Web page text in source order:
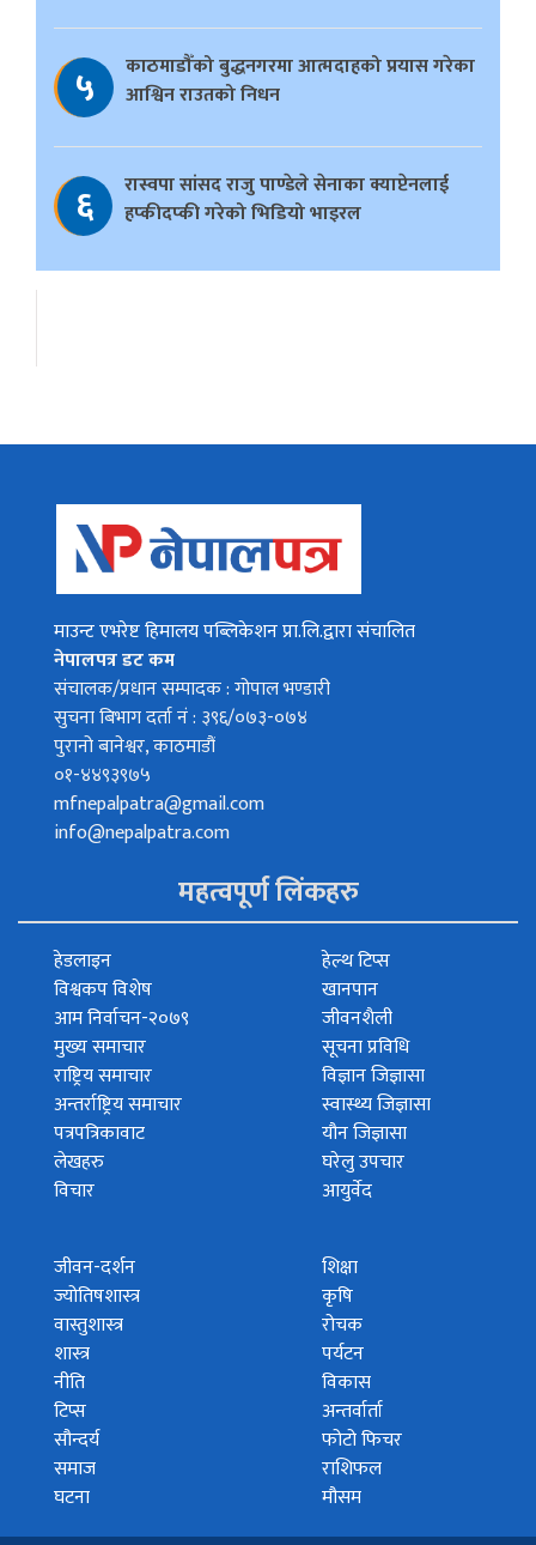
५
काठमाडौँको बुद्धनगरमा आत्मदाहको प्रयास गरेका
आश्विन राउतको निधन
६
रास्वपा सांसद राजु पाण्डेले सेनाका क्याप्टेनलाई
हप्कीदप्की गरेको भिडियो भाइरल
माउन्ट एभरेष्ट हिमालय पब्लिकेशन प्रा.लि.द्वारा संचालित
नेपालपत्र डट कम
संचालक/प्रधान सम्पादक : गोपाल भण्डारी
सुचना बिभाग दर्ता नं : ३९६/०७३-०७४
पुरानो बानेश्वर, काठमाडौं
०१-४४९३९७५
mfnepalpatra@gmail.com
info@nepalpatra.com
महत्वपूर्ण लिंकहरु
हेडलाइन
विश्वकप विशेष
आम निर्वाचन-२०७९
मुख्य समाचार
राष्ट्रिय समाचार
अन्तर्राष्ट्रिय समाचार
पत्रपत्रिकावाट
लेखहरु
विचार
हेल्थ टिप्स
खानपान
जीवनशैली
सूचना प्रविधि
विज्ञान जिज्ञासा
स्वास्थ्य जिज्ञासा
यौन जिज्ञासा
घरेलु उपचार
आयुर्वेद
जीवन-दर्शन
ज्योतिषशास्त्र
वास्तुशास्त्र
शास्त्र
नीति
टिप्स
सौन्दर्य
समाज
घटना
शिक्षा
कृषि
रोचक
पर्यटन
विकास
अन्तर्वार्ता
फोटो फिचर
राशिफल
मौसम